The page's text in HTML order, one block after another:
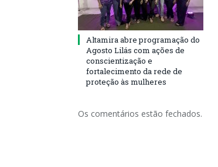
Altamira abre programação do
Agosto Lilás com ações de
conscientização e
fortalecimento da rede de
proteção às mulheres
Os comentários estão fechados.